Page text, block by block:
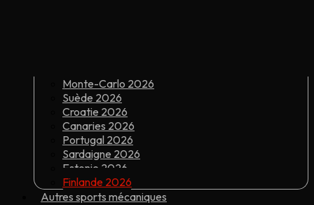
Monte-Carlo 2026
Suède 2026
Croatie 2026
Canaries 2026
Portugal 2026
Sardaigne 2026
Estonie 2026
Finlande 2026
Autres sports mécaniques